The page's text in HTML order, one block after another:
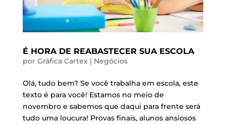
É HORA DE REABASTECER SUA ESCOLA
por Gráfica Cartex| Negócios
Olá, tudo bem? Se você trabalha em escola, este
texto é para você! Estamos no meio de
novembro e sabemos que daqui para frente será
tudo uma loucura! Provas finais, alunos ansiosos